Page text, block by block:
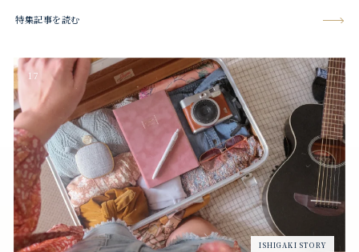
特集記事を読む
17
ISHIGAKI STORY